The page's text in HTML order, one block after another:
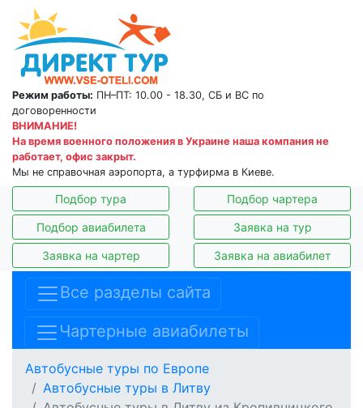
Режим работы: ПН–ПТ: 10.00 - 18.30, СБ и ВС по
договоренности
ВНИМАНИЕ!
На время военного положения в Украине наша компания не
работает, офис закрыт.
Мы не справочная аэропорта, а турфирма в Киеве.
Подбор тура Подбор чартера
Подбор авиабилета Заявка на тур
Заявка на чартер Заявка на авиабилет
Все разделы сайта
Чартерные авиабилеты
Автобусные туры по Европе
Автобусные туры в Литву